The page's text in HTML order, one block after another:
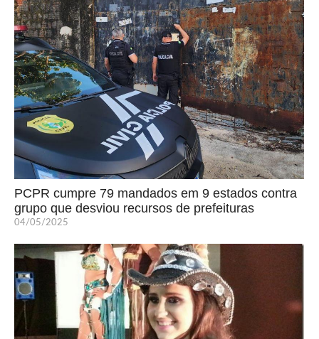
PCPR cumpre 79 mandados em 9 estados contra
grupo que desviou recursos de prefeituras
04/05/2025